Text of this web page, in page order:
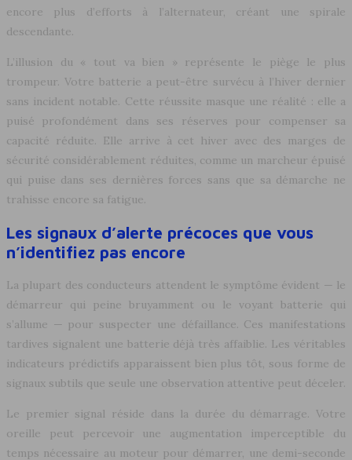
encore plus d’efforts à l’alternateur, créant une spirale
descendante.
L’illusion du « tout va bien » représente le piège le plus
trompeur. Votre batterie a peut-être survécu à l’hiver dernier
sans incident notable. Cette réussite masque une réalité : elle a
puisé profondément dans ses réserves pour compenser sa
capacité réduite. Elle arrive à cet hiver avec des marges de
sécurité considérablement réduites, comme un marcheur épuisé
qui puise dans ses dernières forces sans que sa démarche ne
trahisse encore sa fatigue.
Les signaux d’alerte précoces que vous
n’identifiez pas encore
La plupart des conducteurs attendent le symptôme évident — le
démarreur qui peine bruyamment ou le voyant batterie qui
s’allume — pour suspecter une défaillance. Ces manifestations
tardives signalent une batterie déjà très affaiblie. Les véritables
indicateurs prédictifs apparaissent bien plus tôt, sous forme de
signaux subtils que seule une observation attentive peut déceler.
Le premier signal réside dans la durée du démarrage. Votre
oreille peut percevoir une augmentation imperceptible du
temps nécessaire au moteur pour démarrer, une demi-seconde